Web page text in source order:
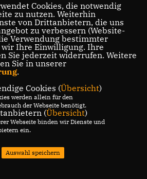
Cookies, die notwendig
zu nutzen. Weiterhin
von Drittanbietern, die uns
zu verbessern (Website-
Verwendung bestimmter
Ihre Einwilligung. Ihre
Sie jederzeit widerrufen. Weitere
Sie in unserer
.
Cookies (Übersicht)
werden allein für den
der Webseite benötigt.
(Übersicht)
Webseite binden wir Dienste und
ein.
Auswahl speichern